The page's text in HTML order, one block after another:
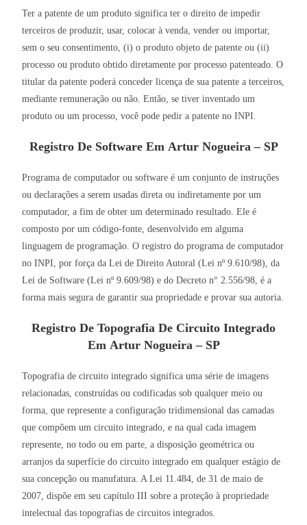
Ter a patente de um produto significa ter o direito de impedir
terceiros de produzir, usar, colocar à venda, vender ou importar,
sem o seu consentimento, (i) o produto objeto de patente ou (ii)
processo ou produto obtido diretamente por processo patenteado. O
titular da patente poderá conceder licença de sua patente a terceiros,
mediante remuneração ou não. Então, se tiver inventado um
produto ou um processo, você pode pedir a patente no INPI.
Registro De Software Em Artur Nogueira – SP
Programa de computador ou software é um conjunto de instruções
ou declarações a serem usadas direta ou indiretamente por um
computador, a fim de obter um determinado resultado. Ele é
composto por um código-fonte, desenvolvido em alguma
linguagem de programação. O registro do programa de computador
no INPI, por força da Lei de Direito Autoral (Lei nº 9.610/98), da
Lei de Software (Lei nº 9.609/98) e do Decreto n° 2.556/98, é a
forma mais segura de garantir sua propriedade e provar sua autoria.
Registro De Topografia De Circuito Integrado
Em Artur Nogueira – SP
Topografia de circuito integrado significa uma série de imagens
relacionadas, construídas ou codificadas sob qualquer meio ou
forma, que represente a configuração tridimensional das camadas
que compõem um circuito integrado, e na qual cada imagem
represente, no todo ou em parte, a disposição geométrica ou
arranjos da superfície do circuito integrado em qualquer estágio de
sua concepção ou manufatura. A Lei 11.484, de 31 de maio de
2007, dispõe em seu capítulo III sobre a proteção à propriedade
intelectual das topografias de circuitos integrados.